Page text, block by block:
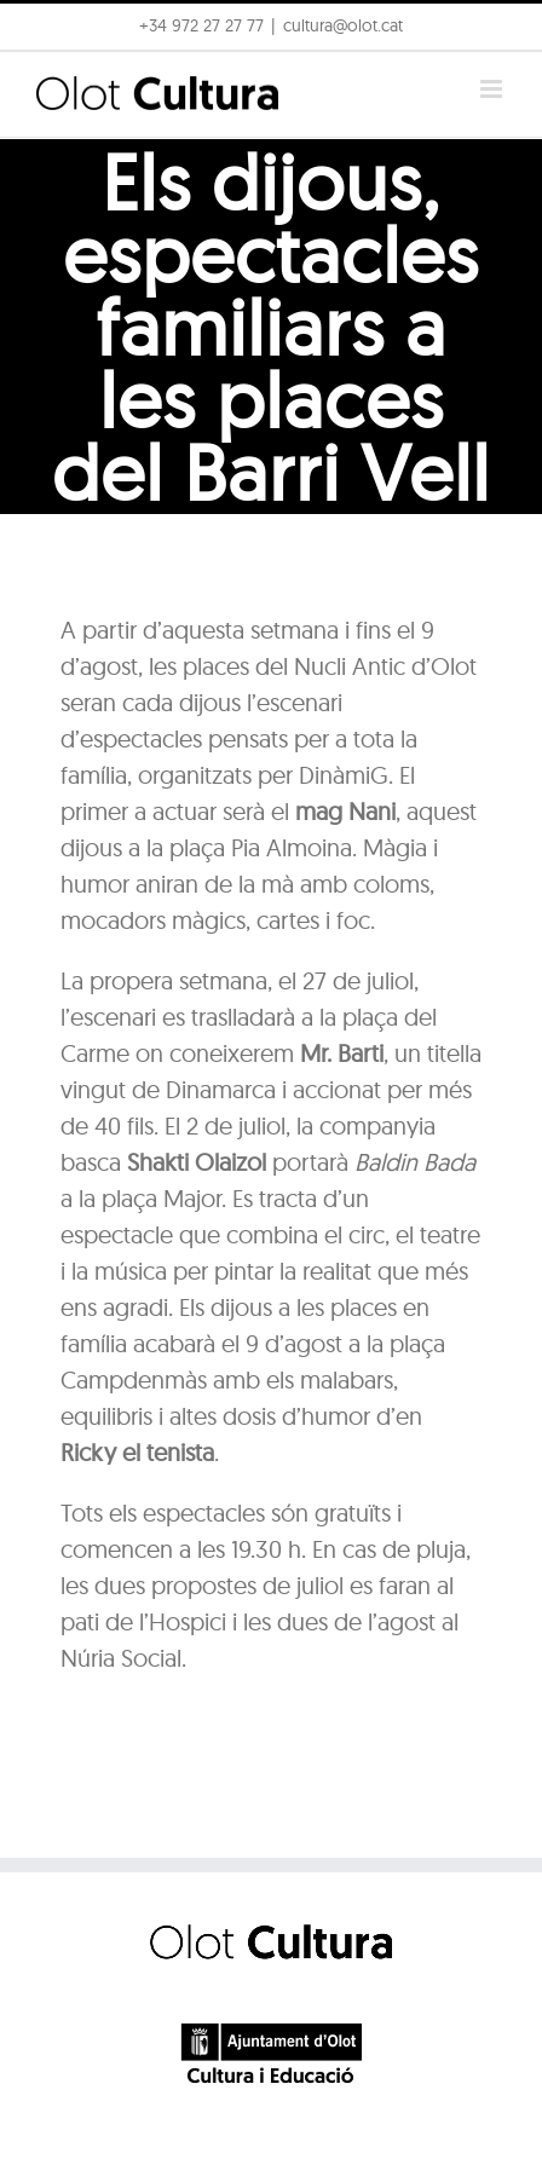
to
content
+34 972 27 27 77 cultura@olot.cat
Els dijous,
espectacles
familiars a
les places
del Barri Vell
A partir d’aquesta setmana i fins el 9
d’agost, les places del Nucli Antic d’Olot
seran cada dijous l’escenari
d’espectacles pensats per a tota la
família, organitzats per DinàmiG. El
primer a actuar serà el mag Nani, aquest
dijous a la plaça Pia Almoina. Màgia i
humor aniran de la mà amb coloms,
mocadors màgics, cartes i foc.
La propera setmana, el 27 de juliol,
l’escenari es traslladarà a la plaça del
Carme on coneixerem Mr. Barti, un titella
vingut de Dinamarca i accionat per més
de 40 fils. El 2 de juliol, la companyia
basca Shakti Olaizol portarà Baldin Bada
a la plaça Major. Es tracta d’un
espectacle que combina el circ, el teatre
i la música per pintar la realitat que més
ens agradi. Els dijous a les places en
família acabarà el 9 d’agost a la plaça
Campdenmàs amb els malabars,
equilibris i altes dosis d’humor d’en
Ricky el tenista.
Tots els espectacles són gratuïts i
comencen a les 19.30 h. En cas de pluja,
les dues propostes de juliol es faran al
pati de l’Hospici i les dues de l’agost al
Núria Social.